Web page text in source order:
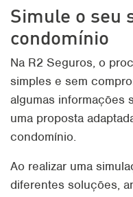
Simule o seu
condomínio
Na R2 Seguros, o
simples e sem
algumas informações
uma proposta
condomínio.
Ao realizar uma
diferentes soluções,